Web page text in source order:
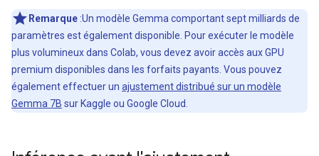
Remarque :Un modèle Gemma comportant sept milliards de
paramètres est également disponible. Pour exécuter le modèle
plus volumineux dans Colab, vous devez avoir accès aux GPU
premium disponibles dans les forfaits payants. Vous pouvez
également effectuer un ajustement distribué sur un modèle
Gemma 7B sur Kaggle ou Google Cloud.